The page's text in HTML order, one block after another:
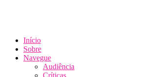
Início
Sobre
Navegue
Audiência
Críticas